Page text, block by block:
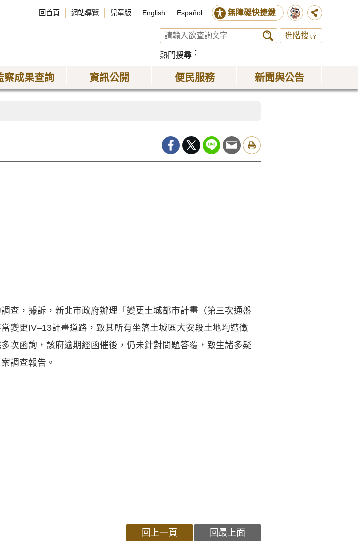
回首頁 網站導覽 兒童版 English Español 無障礙快捷鍵
進階搜尋
熱門搜尋
察成果查詢 資訊公開 便民服務 新聞與公告
查，據訴，新北市政府辦理「變更土城都市計畫（第三次通盤
變更IV–13計畫道路，致其所有坐落土城區大安段土地均遭徵
次函詢，該府逾期經函催後，仍未針對問題答覆，致生諸多疑
調查報告。
回上一頁 回最上面